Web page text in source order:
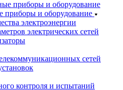
приборы и оборудование
электроэнергии
электрических сетей
сетей